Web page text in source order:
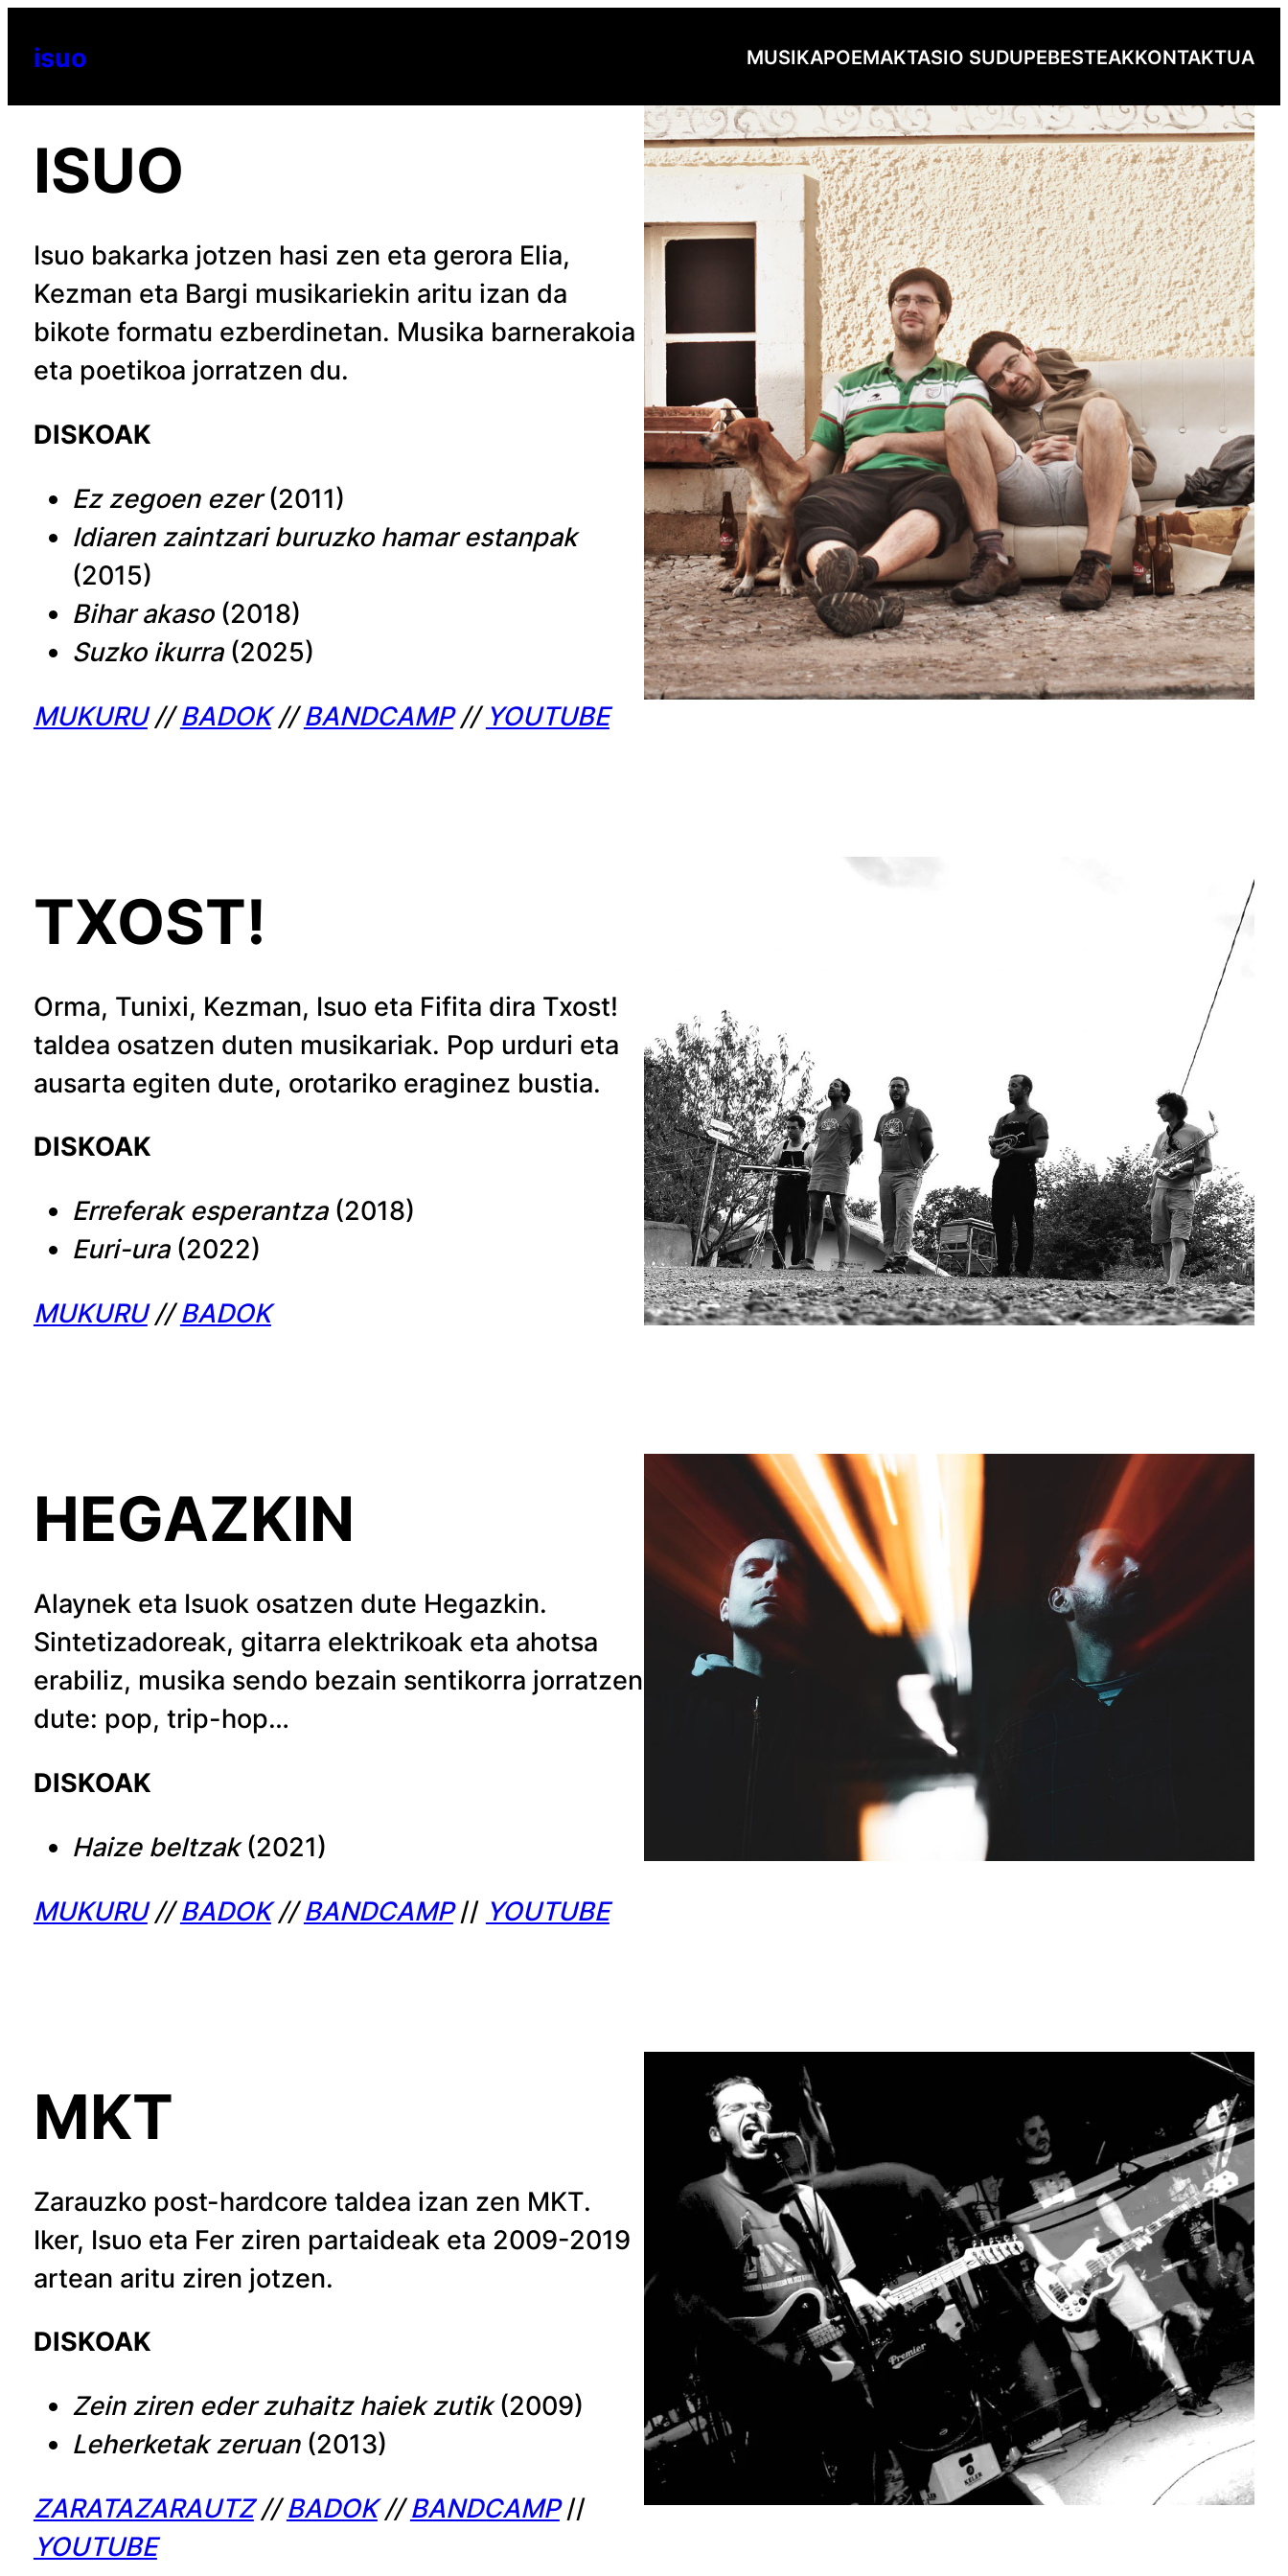
edukira
isuo MUSIKAPOEMAKTASIO SUDUPEBESTEAKKONTAKTUA
ISUO
Isuo bakarka jotzen hasi zen eta gerora Elia,
Kezman eta Bargi musikariekin aritu izan da
bikote formatu ezberdinetan. Musika barnerakoia
eta poetikoa jorratzen du.
DISKOAK
Ez zegoen ezer(2011)
Idiaren zaintzari buruzko hamar estanpak
(2015)
Bihar akaso(2018)
Suzko ikurra(2025)
MUKURU//BADOK//BANDCAMP// YOUTUBE
TXOST!
Orma, Tunixi, Kezman, Isuo eta Fifita dira Txost!
taldea osatzen duten musikariak. Pop urduri eta
ausarta egiten dute, orotariko eraginez bustia.
DISKOAK
Erreferak esperantza(2018)
Euri-ura(2022)
MUKURU//BADOK
HEGAZKIN
Alaynek eta Isuok osatzen dute Hegazkin.
Sintetizadoreak, gitarra elektrikoak eta ahotsa
erabiliz, musika sendo bezain sentikorra jorratzen
dute: pop, trip-hop…
DISKOAK
Haize beltzak(2021)
MUKURU//BADOK//BANDCAMP// YOUTUBE
MKT
Zarauzko post-hardcore taldea izan zen MKT.
Iker, Isuo eta Fer ziren partaideak eta 2009-2019
artean aritu ziren jotzen.
DISKOAK
Zein ziren eder zuhaitz haiek zutik(2009)
Leherketak zeruan(2013)
ZARATAZARAUTZ//BADOK//BANDCAMP//
YOUTUBE